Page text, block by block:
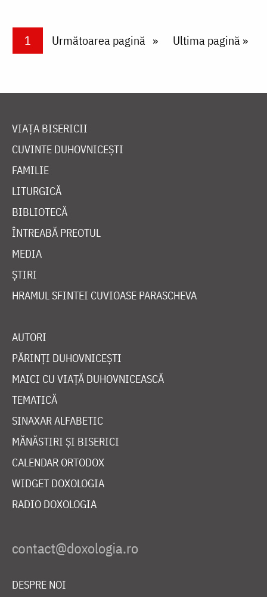
PaginareCurrent page
1 Next page
Următoarea pagină Last page
Ultima pagină »
VIAȚA BISERICII
CUVINTE DUHOVNICEȘTI
FAMILIE
LITURGICĂ
BIBLIOTECĂ
ÎNTREABĂ PREOTUL
MEDIA
ȘTIRI
HRAMUL SFINTEI CUVIOASE PARASCHEVA
AUTORI
PĂRINȚI DUHOVNICEȘTI
MAICI CU VIAȚĂ DUHOVNICEASCĂ
TEMATICĂ
SINAXAR ALFABETIC
MĂNĂSTIRI ȘI BISERICI
CALENDAR ORTODOX
WIDGET DOXOLOGIA
RADIO DOXOLOGIA
DESPRE NOI